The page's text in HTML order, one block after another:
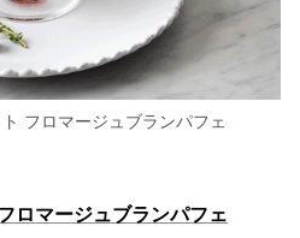
フロマージュブランパフェ
ロマージュブランパフェ